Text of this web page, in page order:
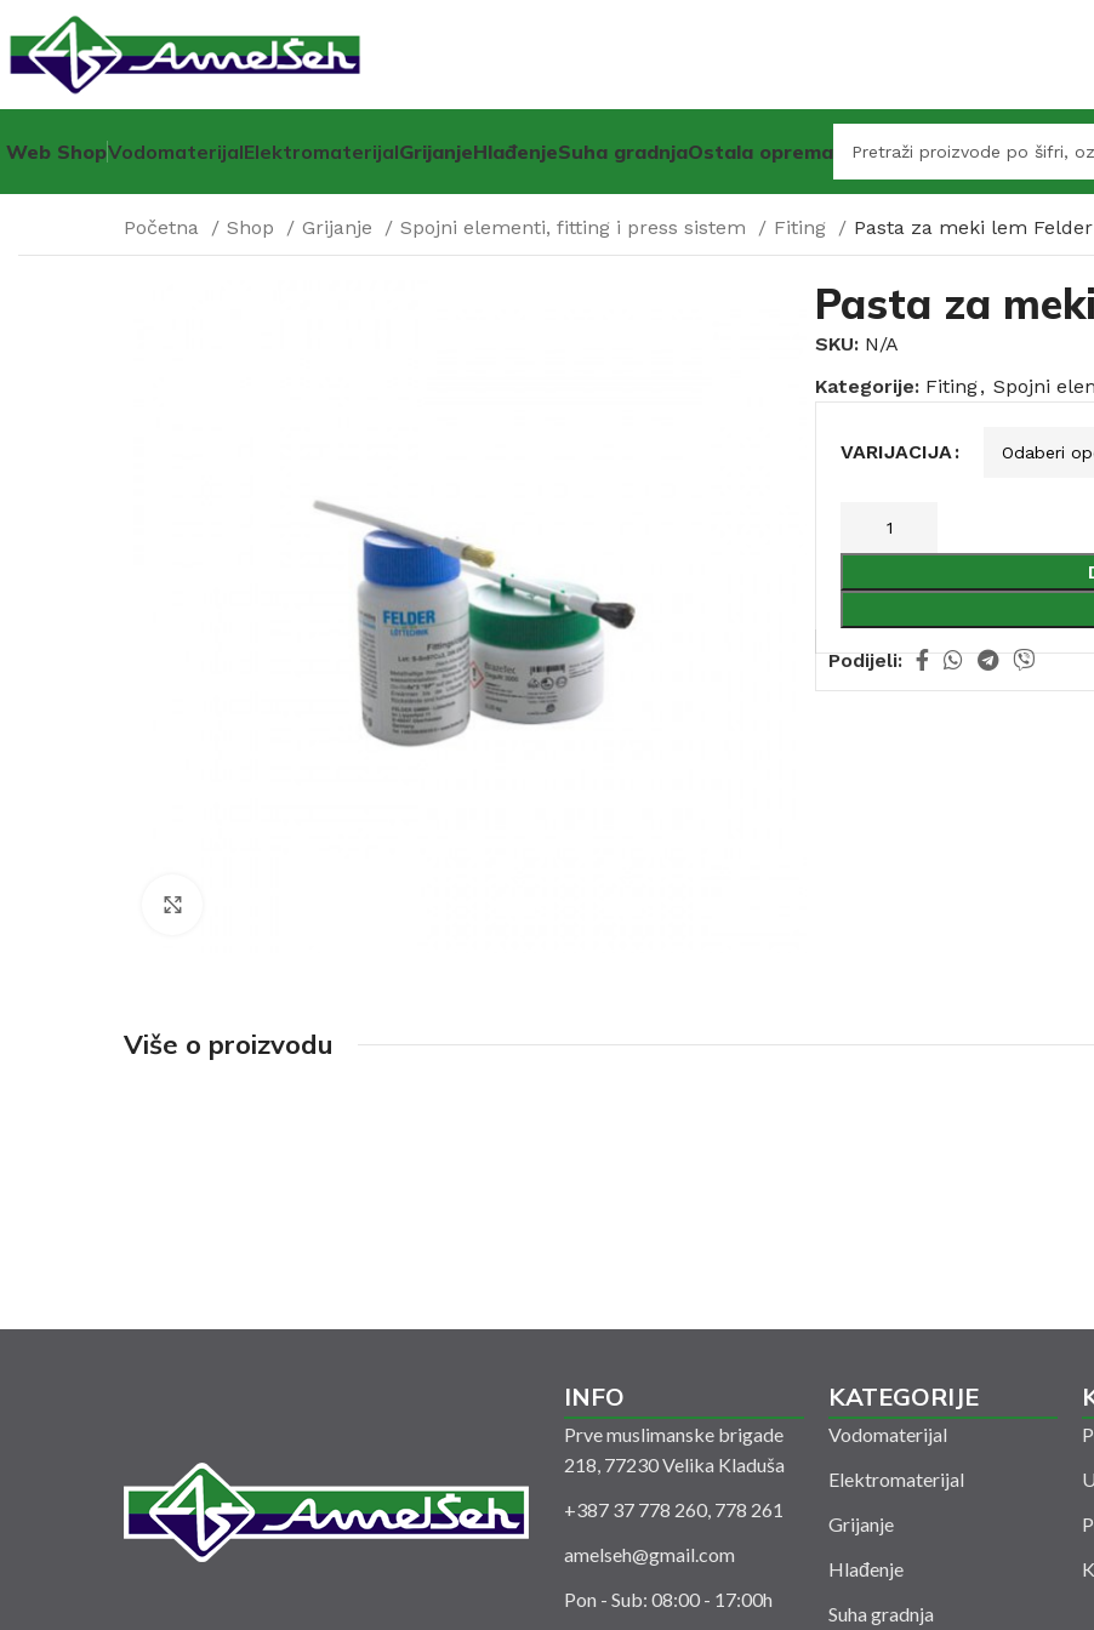
Web ShopVodomaterijalElektromaterijalGrijanjeHlađenjeSuha gradnjaOstala oprema
Početna Shop Grijanje Spojni elementi, fitting i press sistem Fiting Pasta za meki lem Felder
Pasta za
SKU: N/A
Kategorije: Fiting, Spojni
VARIJACIJA
Podijeli:
Više o proizvodu
INFO
Prve muslimanske brigade
218, 77230 Velika Kladuša
+387 37 778 260, 778 261
amelseh@gmail.com
Pon - Sub: 08:00 - 17:00h
KATEGORIJE
Vodomaterijal
Elektromaterijal
Grijanje
Hlađenje
Suha gradnja